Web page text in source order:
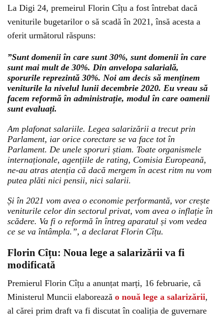
La Digi 24, premeirul Florin Cîțu a fost întrebat dacă
veniturile bugetarilor o să scadă în 2021, însă acesta a
oferit următorul răspuns:
”Sunt domenii în care sunt 30%, sunt domenii în care
sunt mai mult de 30%. Din anvelopa salarială,
sporurile reprezintă 30%. Noi am decis să menținem
veniturile la nivelul lunii decembrie 2020. Eu vreau să
facem reformă în administrație, modul în care oamenii
sunt evaluați.
Am plafonat salariile. Legea salarizării a trecut prin
Parlament, iar orice corectare se va face tot în
Parlament. De unele sporuri știam. Toate organismele
internaționale, agențiile de rating, Comisia Europeană,
ne-au atras atenția că dacă mergem în acest ritm nu vom
putea plăti nici pensii, nici salarii.
Și în 2021 vom avea o economie performantă, vor crește
veniturile celor din sectorul privat, vom avea o inflație în
scădere. Va fi o reformă în întreg aparatul și vom vedea
ce se va întâmpla.”, a declarat Florin Cîțu.
Florin Cîțu: Noua lege a salarizării va fi
modificată
Premierul Florin Cîțu a anunțat marți, 16 februarie, că
Ministerul Muncii elaborează o nouă lege a salarizării,
al cărei prim draft va fi discutat în coaliția de guvernare